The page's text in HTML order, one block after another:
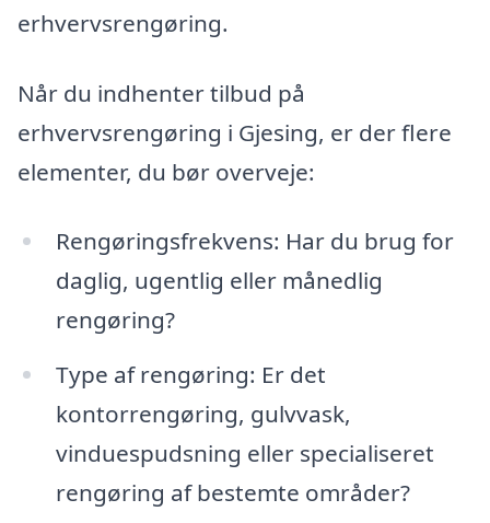
erhvervsrengøring.
Når du indhenter tilbud på
erhvervsrengøring i Gjesing, er der flere
elementer, du bør overveje:
Rengøringsfrekvens: Har du brug for
daglig, ugentlig eller månedlig
rengøring?
Type af rengøring: Er det
kontorrengøring, gulvvask,
vinduespudsning eller specialiseret
rengøring af bestemte områder?